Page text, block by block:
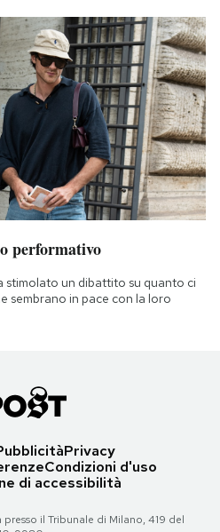
performativo
stimolato un dibattito su quanto ci
sembrano in pace con la loro
Privacy
Condizioni d'uso
di accessibilità
il Tribunale di Milano, 419 del